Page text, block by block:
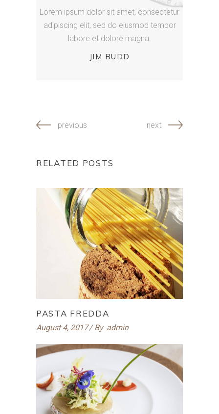
Lorem ipsum dolor sit amet, consectetur
adipiscing elit, sed do eiusmod tempor
labore et dolore magna.
JIM BUDD
previous next
RELATED POSTS
PASTA FREDDA
August 4, 2017 By admin